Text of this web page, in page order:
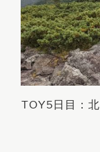
TOY5日目：